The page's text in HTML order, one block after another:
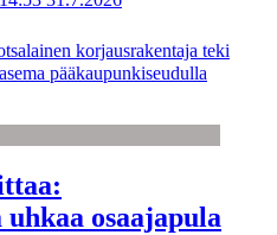
korjausrakentaja teki
pääkaupunkiseudulla
osaajapula